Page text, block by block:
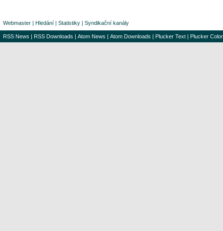
Webmaster | Hledání | Statistiky | Syndikační kanály
RSS News | RSS Downloads | Atom News | Atom Downloads | Plucker Text | Plucker Color